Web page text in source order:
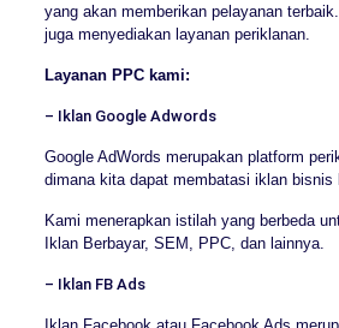
yang akan memberikan pelayanan
juga menyediakan layanan periklanan.
Layanan PPC kami:
– Iklan Google Adwords
Google AdWords merupakan platform
dimana kita dapat membatasi iklan bisnis
Kami menerapkan istilah yang berbeda
Iklan Berbayar, SEM, PPC, dan lainnya.
– Iklan FB Ads